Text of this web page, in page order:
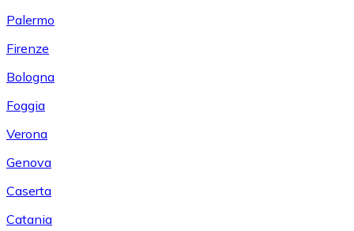
Palermo
Firenze
Bologna
Foggia
Verona
Genova
Caserta
Catania